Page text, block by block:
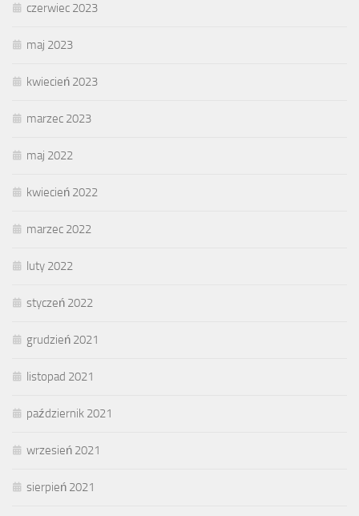
czerwiec 2023
maj 2023
kwiecień 2023
marzec 2023
maj 2022
kwiecień 2022
marzec 2022
luty 2022
styczeń 2022
grudzień 2021
listopad 2021
październik 2021
wrzesień 2021
sierpień 2021